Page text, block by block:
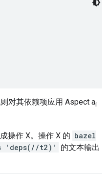
对其依赖项应用 Aspect ai
操作 X。操作 X 的 bazel
'deps(//t2)'
的文本输出